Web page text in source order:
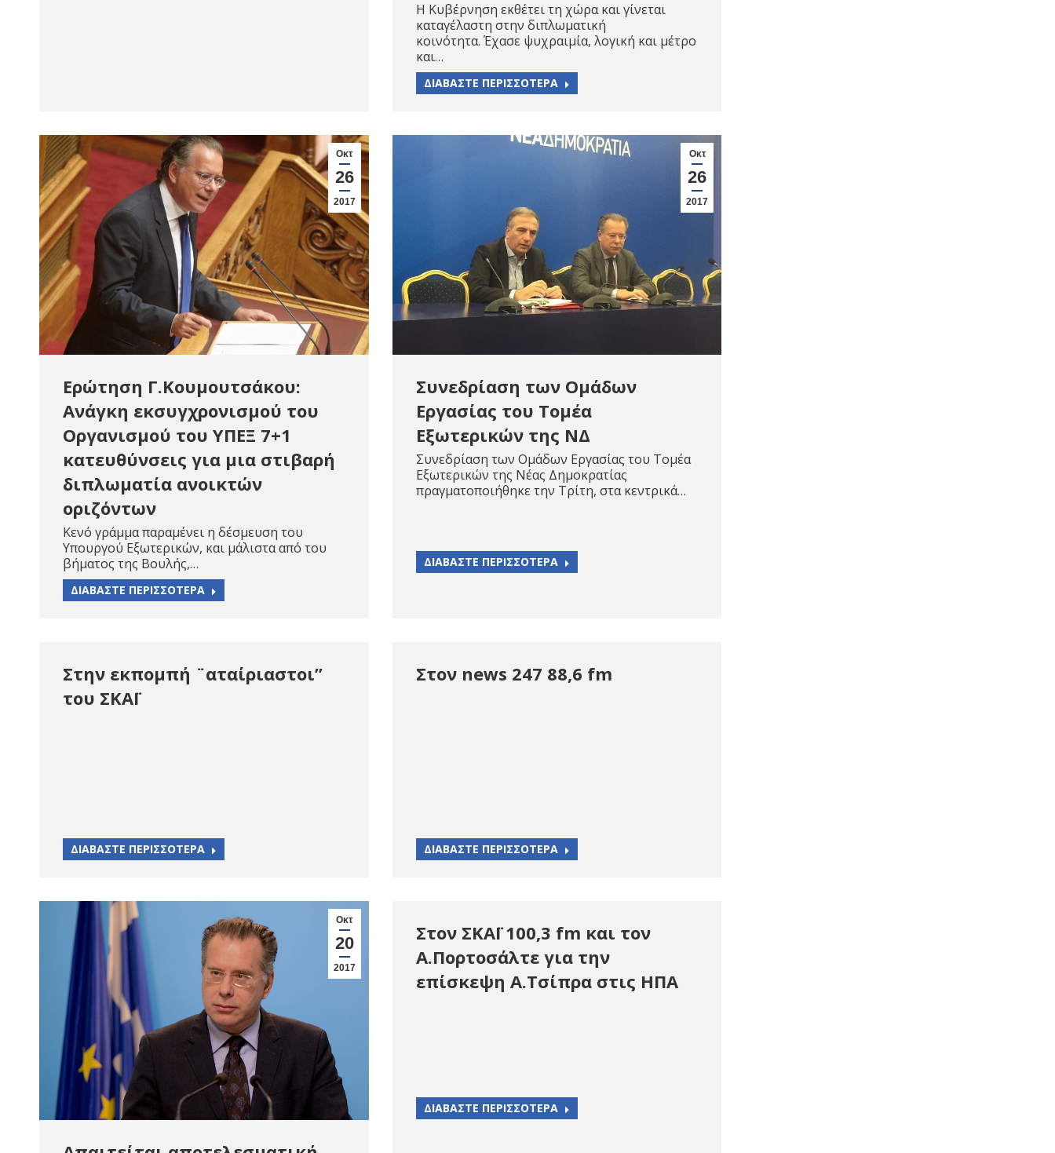
H Κυβέρνηση εκθέτει τη χώρα και γίνεται
καταγέλαστη στην διπλωματική
κοινότητα. Έχασε ψυχραιμία, λογική και μέτρο
και…
ΔΙΑΒΑΣΤΕ ΠΕΡΙΣΣΟΤΕΡΑ
Οκτ
26
2017
Ερώτηση Γ.Κουμουτσάκου:
Ανάγκη εκσυγχρονισμού του
Οργανισμού του ΥΠΕΞ 7+1
κατευθύνσεις για μια στιβαρή
διπλωματία ανοικτών
οριζόντων
Κενό γράμμα παραμένει η δέσμευση του
Υπουργού Εξωτερικών, και μάλιστα από του
βήματος της Βουλής,…
ΔΙΑΒΑΣΤΕ ΠΕΡΙΣΣΟΤΕΡΑ
Οκτ
26
2017
Συνεδρίαση των Ομάδων
Εργασίας του Τομέα
Εξωτερικών της ΝΔ
Συνεδρίαση των Ομάδων Εργασίας του Τομέα
Εξωτερικών της Νέας Δημοκρατίας
πραγματοποιήθηκε την Τρίτη, στα κεντρικά…
ΔΙΑΒΑΣΤΕ ΠΕΡΙΣΣΟΤΕΡΑ
Στην εκπομπή ¨αταίριαστοι”
του ΣΚΑΪ
ΔΙΑΒΑΣΤΕ ΠΕΡΙΣΣΟΤΕΡΑ
Στον news 247 88,6 fm
ΔΙΑΒΑΣΤΕ ΠΕΡΙΣΣΟΤΕΡΑ
Οκτ
20
2017
Στον ΣΚΑΪ 100,3 fm και τον
Α.Πορτοσάλτε για την
επίσκεψη Α.Τσίπρα στις ΗΠΑ
ΔΙΑΒΑΣΤΕ ΠΕΡΙΣΣΟΤΕΡΑ